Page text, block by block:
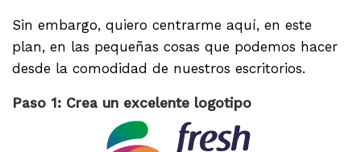
Sin embargo, quiero centrarme aquí, en este
plan, en las pequeñas cosas que podemos hacer
desde la comodidad de nuestros escritorios.
Paso 1: Crea un excelente logotipo